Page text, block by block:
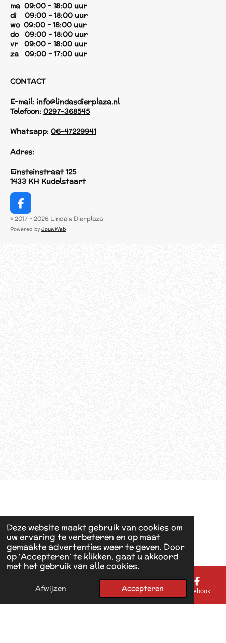
Deze website maakt gebruik van cookies om
uw ervaring te verbeteren en op maat
gemaakte advertenties weer te geven. Door
op ‘Accepteren’ te klikken, gaat u akkoord
met het gebruik van alle cookies.
Afwijzen Accepteren
ma 09:00 - 18:00 uur
di 09:00 - 18:00 uur
wo 09:00 - 18:00 uur
do 09:00 - 18:00 uur
vr 09:00 - 18:00 uur
za 09:00 - 17:00 uur
CONTACT
E-mail: info@lindasdierplaza.nl
Telefoon: 0297-368545
Whatsapp: 06-47229941
Adres:
Einsteinstraat 125
1433 KH Kudelstaart
F
a
c
© 2017 - 2026 Linda's Dierplaza
Powered by JouwWeb
E-mailadres Kaart Facebook